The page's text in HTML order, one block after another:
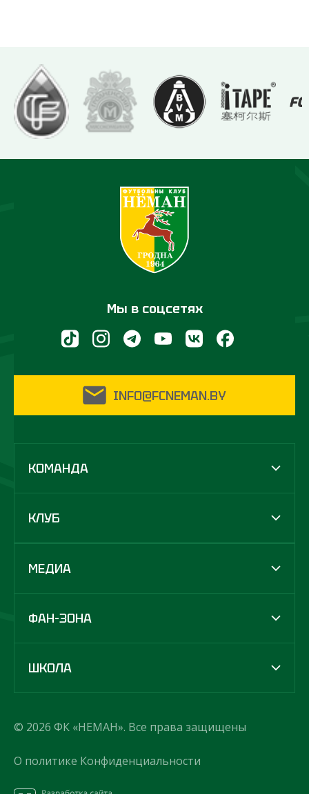
Мы в соцсетях
INFO@FCNEMAN.BY
КОМАНДА
КЛУБ
МЕДИА
ФАН-ЗОНА
ШКОЛА
© 2026 ФК «НЕМАН». Все права защищены
О политике Конфиденциальности